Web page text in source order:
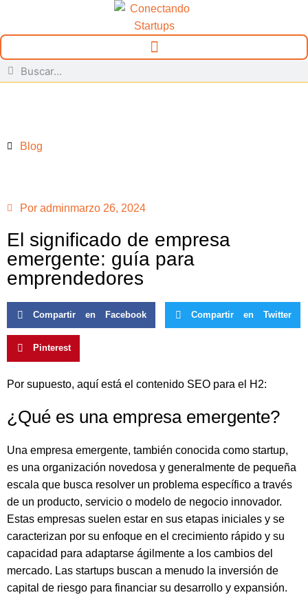
Blog
Por adminmarzo 26, 2024
El significado de empresa
emergente: guía para
emprendedores
Compartir en Facebook Compartir en Twitter
Pinterest
Por supuesto, aquí está el contenido SEO para el H2:
¿Qué es una empresa emergente?
Una empresa emergente, también conocida como startup,
es una organización novedosa y generalmente de pequeña
escala que busca resolver un problema específico a través
de un producto, servicio o modelo de negocio innovador.
Estas empresas suelen estar en sus etapas iniciales y se
caracterizan por su enfoque en el crecimiento rápido y su
capacidad para adaptarse ágilmente a los cambios del
mercado. Las startups buscan a menudo la inversión de
capital de riesgo para financiar su desarrollo y expansión.